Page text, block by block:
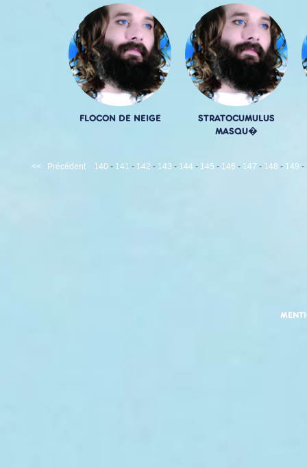
FLOCON DE NEIGE
STRATOCUMULUS
MASQU�
<< Précédent 140 - 141 - 142 - 143 - 144 - 145 - 146 - 147 - 148 - 149 -